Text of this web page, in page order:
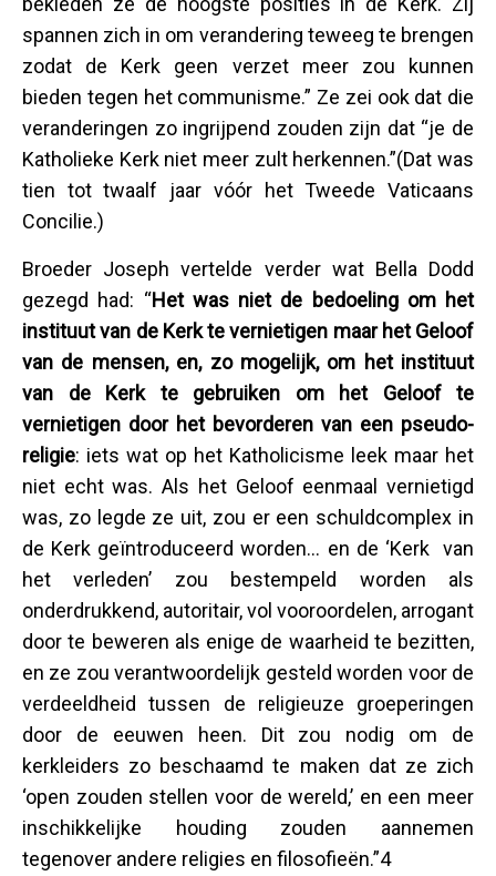
spannen zich in om verandering teweeg te brengen
zodat de Kerk geen verzet meer zou kunnen
bieden tegen het communisme.” Ze zei ook dat die
veranderingen zo ingrijpend zouden zijn dat “je de
Katholieke Kerk niet meer zult herkennen.”(Dat was
tien tot twaalf jaar vóór het Tweede Vaticaans
Concilie.)
Broeder Joseph vertelde verder wat Bella Dodd
gezegd had: “Het was niet de bedoeling om het
instituut van de Kerk te vernietigen maar het Geloof
van de mensen, en, zo mogelijk, om het instituut
van de Kerk te gebruiken om het Geloof te
vernietigen door het bevorderen van een pseudo-
religie: iets wat op het Katholicisme leek maar het
niet echt was. Als het Geloof eenmaal vernietigd
was, zo legde ze uit, zou er een schuldcomplex in
de Kerk geïntroduceerd worden… en de ‘Kerk van
het verleden’ zou bestempeld worden als
onderdrukkend, autoritair, vol vooroordelen, arrogant
door te beweren als enige de waarheid te bezitten,
en ze zou verantwoordelijk gesteld worden voor de
verdeeldheid tussen de religieuze groeperingen
door de eeuwen heen. Dit zou nodig om de
kerkleiders zo beschaamd te maken dat ze zich
‘open zouden stellen voor de wereld,’ en een meer
inschikkelijke houding zouden aannemen
tegenover andere religies en filosofieën.”4